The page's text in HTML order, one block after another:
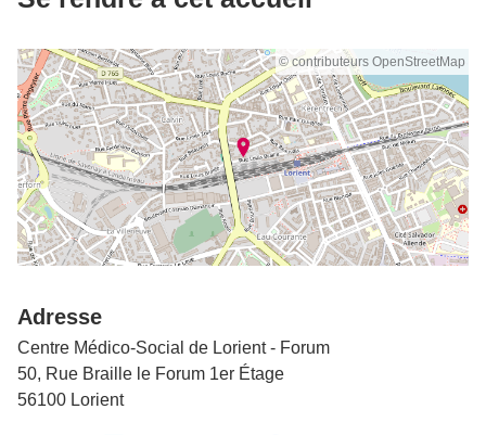
© contributeurs OpenStreetMap
Adresse
Centre Médico-Social de Lorient - Forum
50, Rue Braille le Forum 1er Étage
56100 Lorient